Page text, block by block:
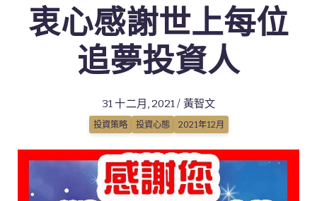
衷心感謝世上每位
追夢投資人
31 十二月, 2021 / 黃智文
投資策略 投資心態 2021年12月